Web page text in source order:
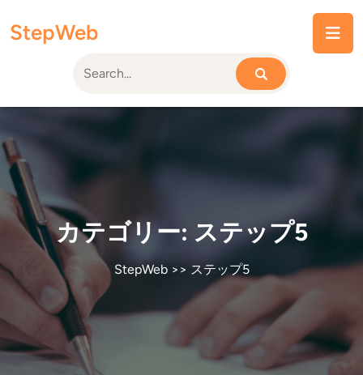
to
content
StepWeb
カテゴリー: ステップ5
StepWeb>> ステップ5